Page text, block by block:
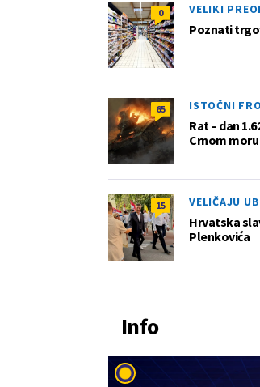
0 VELIKI
Poznati
65 ISTOČNI
Rat – dan
Crnom moru
15 VELIČAJU
Hrvatska
Plenkovića
Info